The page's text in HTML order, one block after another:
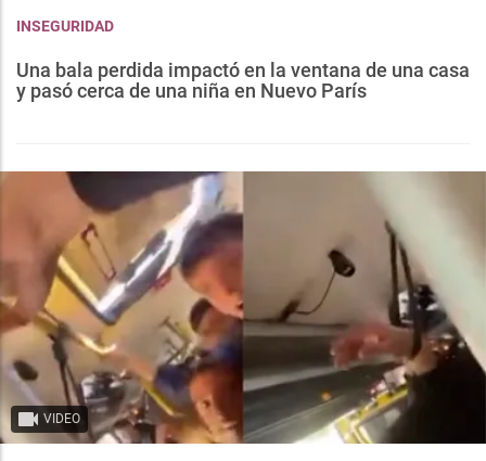
INSEGURIDAD
Una bala perdida impactó en la ventana de una casa
y pasó cerca de una niña en Nuevo París
VIDEO